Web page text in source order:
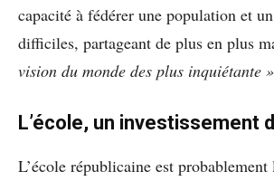
capacité à fédérer une population et
difficiles, partageant de plus en plus
vision du monde des plus inquiétante
L’école, un investissement
L’école républicaine est